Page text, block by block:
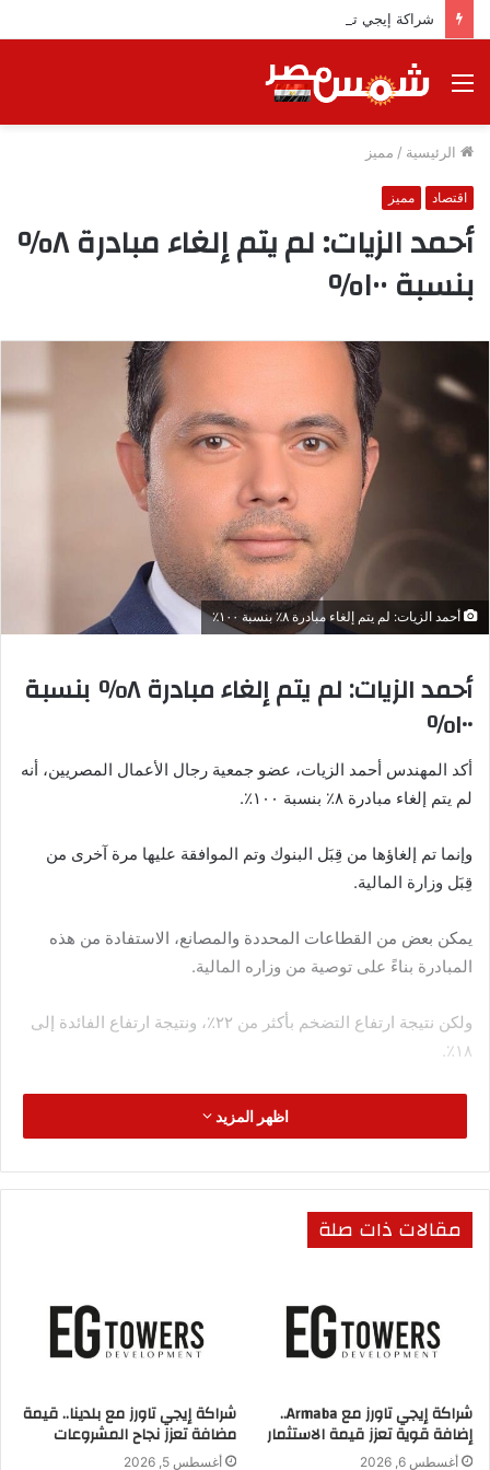
شراكة إيجي تاورز مع بلدينا.. قيمة مضافة تعزز نجاح المشروعات
القائمة
الرئيسية / مميز
اقتصاد مميز
أحمد الزيات: لم يتم إلغاء مبادرة ٨٪
بنسبة ١٠٠٪
أحمد الزيات: لم يتم إلغاء مبادرة ٨٪ بنسبة ١٠٠٪
أحمد الزيات: لم يتم إلغاء مبادرة ٨٪ بنسبة
١٠٠٪
أكد المهندس أحمد الزيات، عضو جمعية رجال الأعمال المصريين، أنه
لم يتم إلغاء مبادرة ٨٪ بنسبة ١٠٠٪.
وإنما تم إلغاؤها من قِبَل البنوك وتم الموافقة عليها مرة آخرى من
قِبَل وزارة المالية.
يمكن بعض من القطاعات المحددة والمصانع، الاستفادة من هذه
المبادرة بناءً على توصية من وزاره المالية.
ولكن نتيجة ارتفاع التضخم بأكثر من ٢٢٪، ونتيجة ارتفاع الفائدة إلى
١٨٪.
من الصعب عمل القطاع الصناعي أو المقدرة على الاستثمار في ظل
ارتفاع الفائدة بهذا الشكل.
لأن ارتفاع الفائدة هو عدو الصناعة الأول.
كما قال المهندس أحمد الزيات، خلال استضافته في برنامج
إن الحكومة تحاول من خلال آليات البنك المركزي إيجاد بعض الحلول.
وخاصة الإنتاجية والحيوية داخل البلاد.
وتعمل على تحفيز الإنتاج والاستثمار داخل تلك القطاعات.
اظهر المزيد
مقالات ذات صلة
شراكة إيجي تاورز مع Armaba..
إضافة قوية تعزز قيمة الاستثمار
أغسطس 6, 2026
شراكة إيجي تاورز مع بلدينا.. قيمة
مضافة تعزز نجاح المشروعات
أغسطس 5, 2026